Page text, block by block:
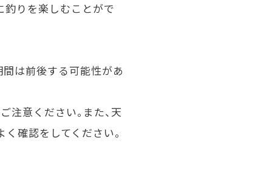
釣りを楽しむことがで
は前後する可能性があ
意ください。また、天
確認をしてください。